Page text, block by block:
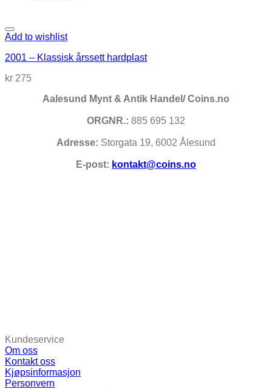
Add to wishlist
2001 – Klassisk årssett hardplast
kr 275
Aalesund Mynt & Antik Handel/ Coins.no
ORGNR.: 885 695 132
Adresse: Storgata 19, 6002 Ålesund
E-post: kontakt@coins.no
Kundeservice
Om oss
Kontakt oss
Kjøpsinformasjon
Personvern